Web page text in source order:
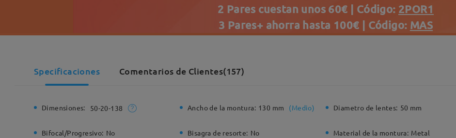
2 Pares cuestan unos 60€ | Código: 2POR1
3 Pares+ ahorra hasta 100€ | Código: MAS
Specificaciones Comentarios de Clientes(157)
Dimensiones: 50-20-138 Ancho de la montura: 130 mm (Medio) Diametro de lentes: 50 mm
Bifocal/Progresivo: No Bisagra de resorte: No Material de la montura: Metal